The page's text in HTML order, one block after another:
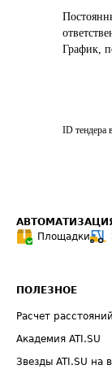
График,
ID тендера
Площадки
ПОЛЕЗНОЕ
Расчет расстояний
Академия ATI.SU
Звезды ATI.SU на